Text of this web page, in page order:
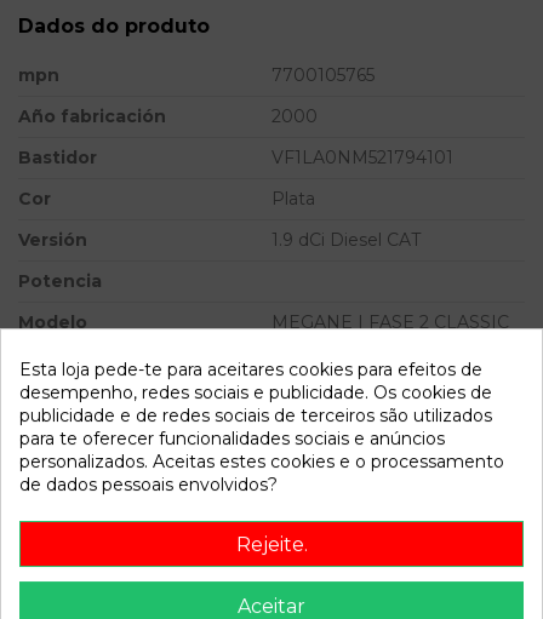
Dados do produto
mpn
7700105765
Año fabricación
2000
Bastidor
VF1LA0NM521794101
Cor
Plata
Versión
1.9 dCi Diesel CAT
Potencia
Modelo
MEGANE I FASE 2 CLASSIC
Referência 807599
Disponível a partir de: 2022-04-05
Recambio de compresor aire acondicionado para renault
megane i fase 2 classic (la..) 1.9 dci diesel cat referencia
Esta loja pede-te para aceitares cookies para efeitos de
desempenho, redes sociais e publicidade. Os cookies de
publicidade e de redes sociais de terceiros são utilizados
para te oferecer funcionalidades sociais e anúncios
personalizados. Aceitas estes cookies e o processamento
de dados pessoais envolvidos?
Rejeite.
Aceitar